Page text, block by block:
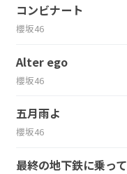
コンビナート
櫻坂46
Alter ego
櫻坂46
五月雨よ
櫻坂46
最終の地下鉄に乗って